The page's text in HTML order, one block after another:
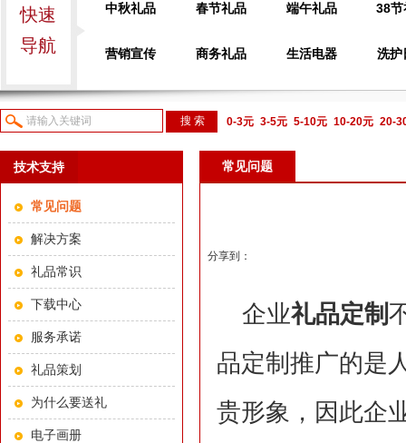
快速
导航
中秋礼品 春节礼品 端午礼品 38节
营销宣传 商务礼品 生活电器 洗护
0-3元 3-5元 5-10元 10-20元 20-
议或电话咨询
技术支持
常见问题
解决方案
礼品常识
下载中心
服务承诺
礼品策划
为什么要送礼
电子画册
常见问题
分享到：
企业礼品定制
品定制推广的是
贵形象，因此企